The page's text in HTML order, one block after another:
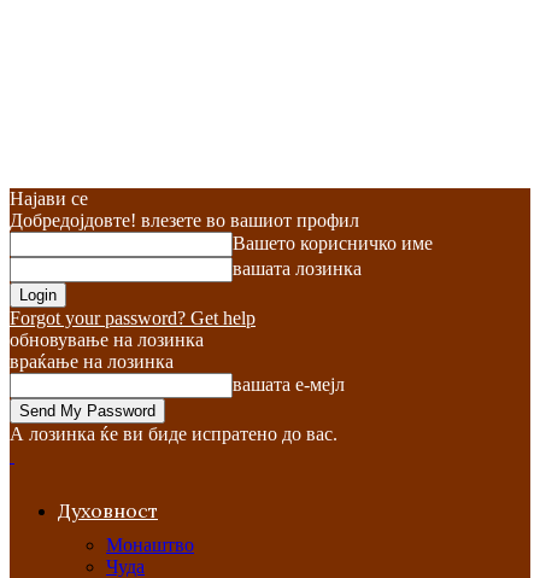
Најави се
Добредојдовте! влезете во вашиот профил
Вашето корисничко име
вашата лозинка
Forgot your password? Get help
обновување на лозинка
враќање на лозинка
вашата е-мејл
А лозинка ќе ви биде испратено до вас.
Духовност
Монаштво
Чуда